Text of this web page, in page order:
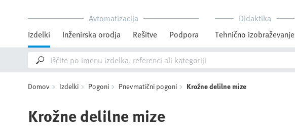
Avtomatizacija
Izdelki
Inženirska orodja Rešitve Podpora
Didaktika
Tehnično izobraževanje
Domov Izdelki Pogoni Pnevmatični pogoni Krožne delilne mize
Krožne delilne mize